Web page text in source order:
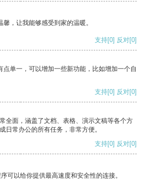
，让我能够感受到家的温暖。
支持[0] 反对[0]
点单一，可以增加一些新功能，比如增加一个自
支持[0] 反对[0]
全面，涵盖了文档、表格、演示文稿等各个方
日常办公的所有任务，非常方便。
支持[0] 反对[0]
可以给你提供最高速度和安全性的连接。